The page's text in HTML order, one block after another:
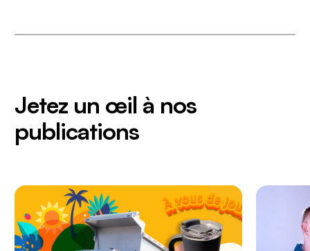
Jetez un œil à nos
publications